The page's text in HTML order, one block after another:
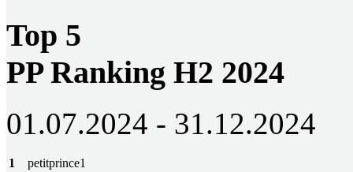
Top 5
PP Ranking H2 2024
01.07.2024 - 31.12.2024
1
petitprince1